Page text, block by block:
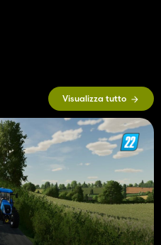
Visualizza tutto